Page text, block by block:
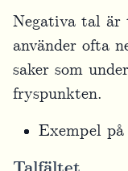
Negativa tal
använder ofta
saker som
fryspunkten.
Exempel